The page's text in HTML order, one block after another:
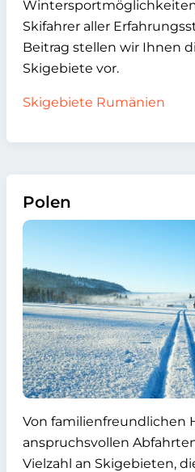
Skifahrer aller
Beitrag stellen wir Ihnen
Skigebiete vor.
Skigebiete Rumänien
Polen
Von familienfreundlichen
anspruchsvollen
Vielzahl an Skigebieten,